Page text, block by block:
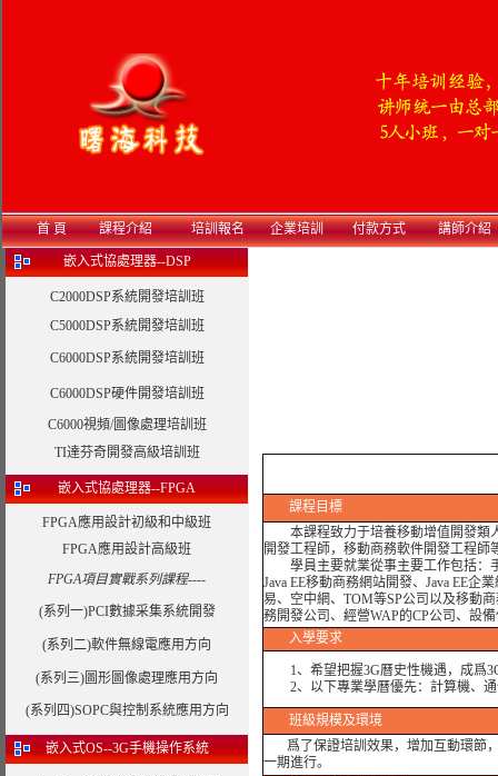
首 頁 課程介紹 培訓報名 企業培訓 付款方式 講師介紹
嵌入式協處理器--DSP
C2000DSP系統開發培訓班
C5000DSP系統開發培訓班
C6000DSP系統開發培訓班
C6000DSP硬件開發培訓班
C6000視頻/圖像處理培訓班
TI達芬奇開發高級培訓班
嵌入式協處理器--FPGA
FPGA應用設計初級和中級班
FPGA應用設計高級班
FPGA項目實戰系列課程----
(系列一)PCI數據采集系統開發
(系列二)軟件無線電應用方向
(系列三)圖形圖像處理應用方向
(系列四)SOPC與控制系統應用方向
嵌入式OS--3G手機操作系統
課程目標
本課程致力于培養移動增值開發類
開發工程師，移動商務軟件開發工程師
學員主要就業從事主要工作包括：
Java EE移動商務網站開發、Java EE企
易、空中網、TOM等SP公司以及移動
務開發公司、經營WAP的CP公司、設
入學要求
1、希望把握3G曆史性機遇，成爲
2、以下專業學曆優先：計算機、通
班級規模及環境
爲了保證培訓效果，增加互動環節，
一期進行。